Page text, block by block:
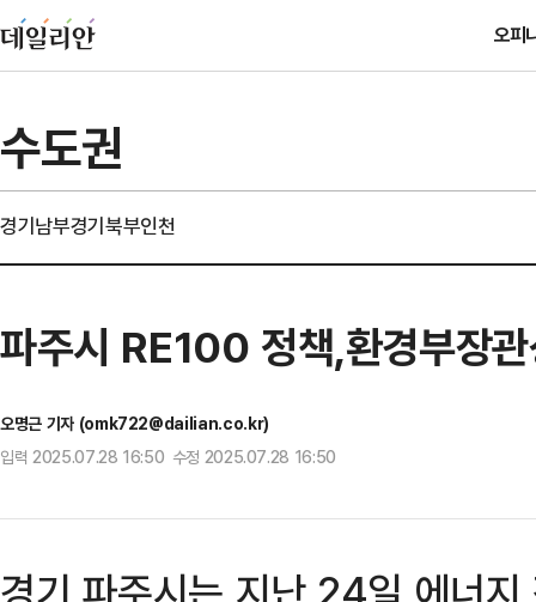
오피
수도권
경기남부경기북부인천
파주시 RE100 정책,환경부장
오명근 기자 (omk722@dailian.co.kr)
입력 2025.07.28 16:50 수정 2025.07.28 16:50
경기 파주시는 지난 24일 에너지